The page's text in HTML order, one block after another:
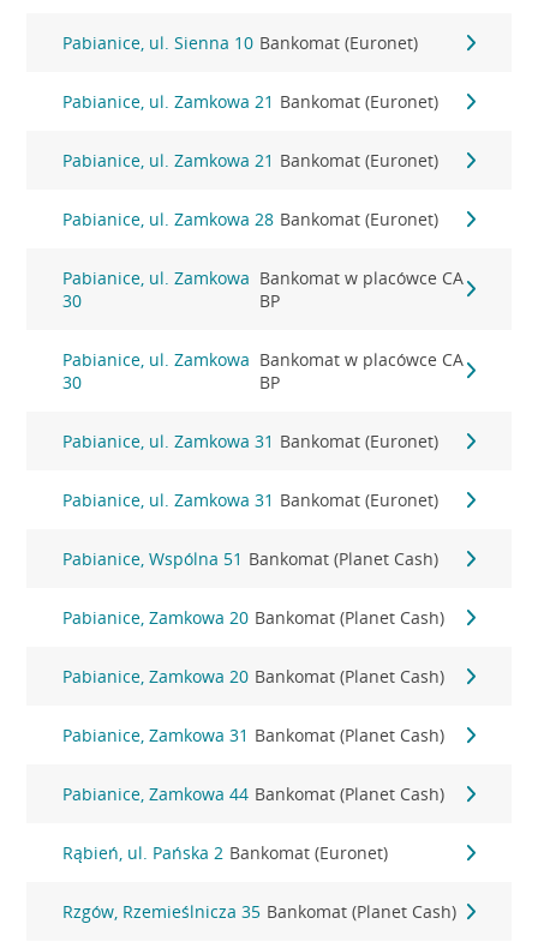
Pabianice, ul. Sienna 10 Bankomat (Euronet)
Pabianice, ul. Zamkowa 21 Bankomat (Euronet)
Pabianice, ul. Zamkowa 21 Bankomat (Euronet)
Pabianice, ul. Zamkowa 28 Bankomat (Euronet)
Pabianice, ul. Zamkowa
30
Bankomat w placówce CA
BP
Pabianice, ul. Zamkowa
30
Bankomat w placówce CA
BP
Pabianice, ul. Zamkowa 31 Bankomat (Euronet)
Pabianice, ul. Zamkowa 31 Bankomat (Euronet)
Pabianice, Wspólna 51 Bankomat (Planet Cash)
Pabianice, Zamkowa 20 Bankomat (Planet Cash)
Pabianice, Zamkowa 20 Bankomat (Planet Cash)
Pabianice, Zamkowa 31 Bankomat (Planet Cash)
Pabianice, Zamkowa 44 Bankomat (Planet Cash)
Rąbień, ul. Pańska 2 Bankomat (Euronet)
Rzgów, Rzemieślnicza 35 Bankomat (Planet Cash)